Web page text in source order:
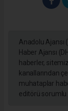
Anadolu Ajansı
Haber Ajansı
haberler,
kanallarından
muhataplar
editörü sorumlu